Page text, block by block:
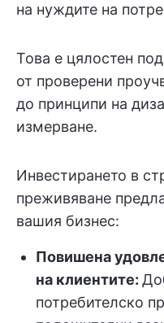
на нуждите на
Това е цялостен
от проверени
до принципи на
измерване.
Инвестирането в
преживяване
вашия бизнес:
Повишена
на клиентите:
потребителско